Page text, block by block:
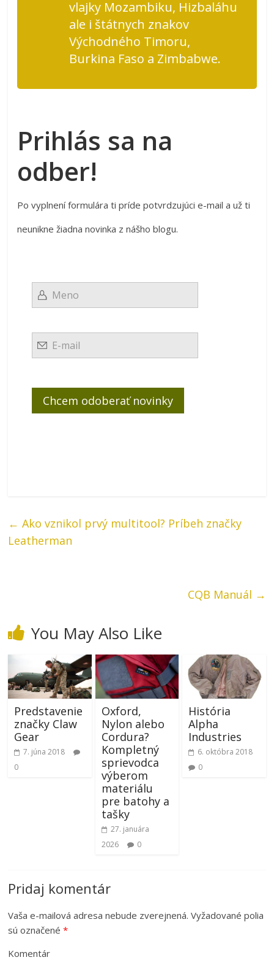
vlajky Mozambiku, Hizbaláhu
ale i štátnych znakov
Východného Timoru,
Burkina Faso a Zimbabwe.
Prihlás sa na
odber!
Po vyplnení formulára ti príde potvrdzujúci e-mail a už ti
neunikne žiadna novinka z nášho blogu.
← Ako vznikol prvý multitool? Príbeh značky
Leatherman
CQB Manuál →
You May Also Like
Predstavenie
značky Claw
Gear
7. júna 2018
0
Oxford,
Nylon alebo
Cordura?
Kompletný
sprievodca
výberom
materiálu
pre batohy a
tašky
27. januára
2026
0
História
Alpha
Industries
6. októbra 2018
0
Pridaj komentár
Vaša e-mailová adresa nebude zverejnená. Vyžadované polia
sú označené*
Komentár